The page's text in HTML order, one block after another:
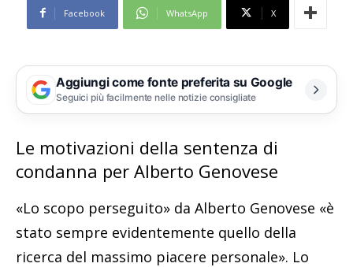
Facebook WhatsApp X
Aggiungi come fonte preferita su Google
Seguici più facilmente nelle notizie consigliate
Le motivazioni della sentenza di
condanna per Alberto Genovese
«Lo scopo perseguito» da Alberto Genovese «è
stato sempre evidentemente quello della
ricerca del massimo piacere personale». Lo